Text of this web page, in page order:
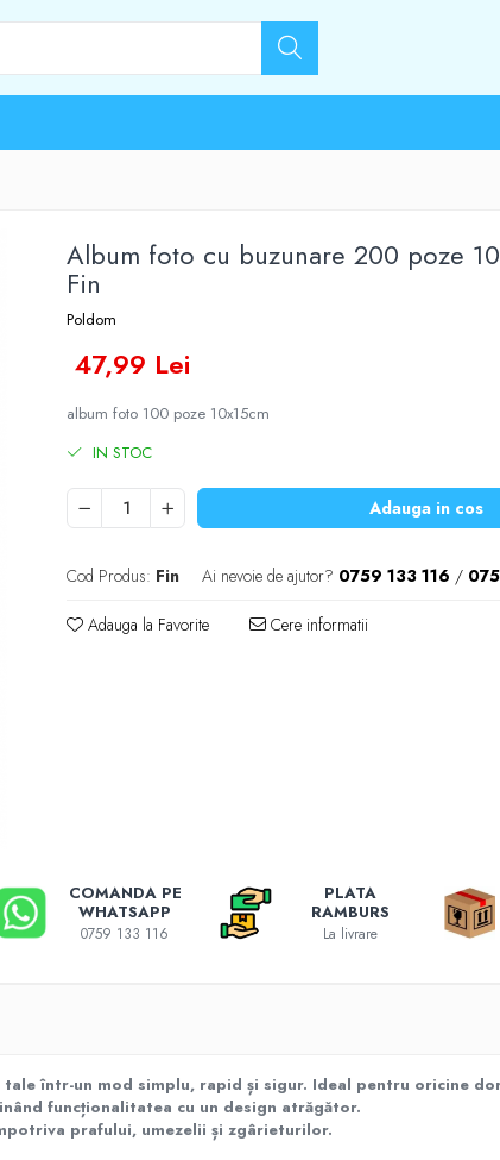
Album foto cu buzunare 200 poze
Fin
Poldom
47,99 Lei
album foto 100 poze 10x15cm
IN STOC
Adauga in cos
Cod Produs: Fin Ai nevoie de ajutor? 0759 133 116 /
Adauga la Favorite Cere informatii
COMANDA PE
WHATSAPP
0759 133 116
PLATA
RAMBURS
La livrare
într-un mod simplu, rapid și sigur. Ideal pentru oricine
funcționalitatea cu un design atrăgător.
prafului, umezelii și zgârieturilor.